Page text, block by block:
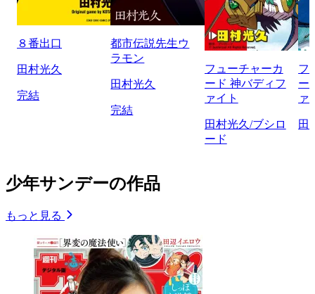
８番出口
田村光久
完結
都市伝説先生ウ
ラモン
田村光久
完結
フューチャーカ
ード 神バディフ
ァイト
田村光久/ブシロ
ード
フ
ー
ァ
田
少年サンデーの作品
もっと見る